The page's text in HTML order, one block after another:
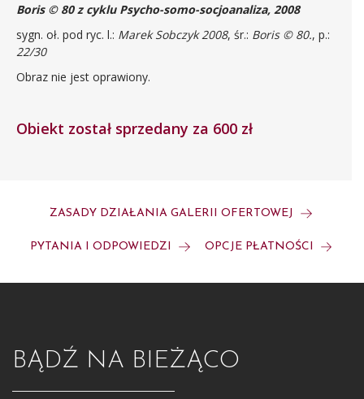
Boris © 80 z cyklu Psycho-somo-socjoanaliza, 2008
sygn. oł. pod ryc. l.: Marek Sobczyk 2008, śr.: Boris © 80., p.:
22/30
Obraz nie jest oprawiony.
Obiekt został sprzedany za 600 zł
ZASADY DZIAŁANIA GALERII OFERTOWEJ
PYTANIA I ODPOWIEDZI OPCJE PŁATNOŚCI
BĄDŹ NA BIEŻĄCO